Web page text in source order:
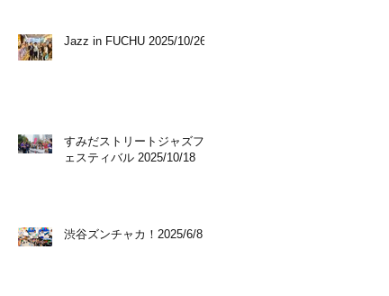
Jazz in FUCHU 2025/10/26
すみだストリートジャズフ
ェスティバル 2025/10/18
渋谷ズンチャカ！2025/6/8